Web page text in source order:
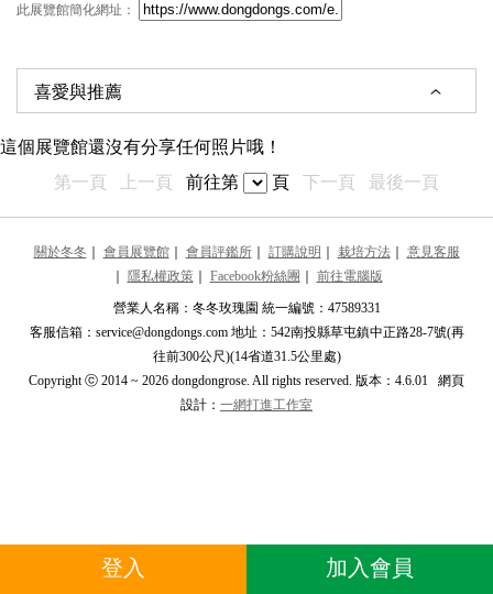
此展覽館簡化網址：
喜愛與推薦
最近更新的展覽館
推薦的展覽館
T
Tina Lin
小貓
****fish2015****
****wim****
北國拉麵
****l808080****
這個展覽館還沒有分享任何照片哦！
第一頁
上一頁 前往第 頁 下一頁 最後一頁
關於冬冬 ｜ 會員展覽館｜ 會員評鑑所｜ 訂購說明 ｜ 栽培方法｜ 意見客服
｜ 隱私權政策｜ Facebook粉絲團 ｜ 前往電腦版
營業人名稱：冬冬玫瑰園 統一編號：47589331
客服信箱：service@dongdongs.com 地址：542南投縣草屯鎮中正路28-7號(再
往前300公尺)(14省道31.5公里處)
Copyright ⓒ 2014 ~ 2026 dongdongrose. All rights reserved. 版本：4.6.01 網頁
設計： 一網打進工作室
登入 加入會員